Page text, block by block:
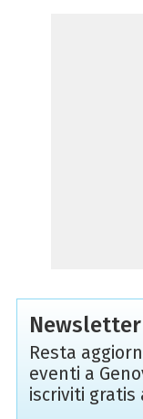
Resta
eventi a
iscriviti